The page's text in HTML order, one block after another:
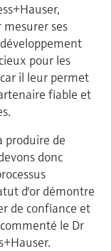
ses
pour les
il leur permet
fiable et
produire de
donc
d'or démontre
de confiance et
le Dr